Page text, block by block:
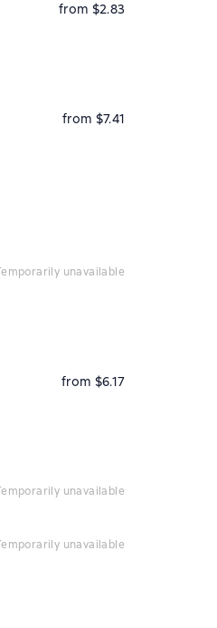
from $2.83
from $7.41
temporarily unavailable
from $6.17
temporarily unavailable
temporarily unavailable